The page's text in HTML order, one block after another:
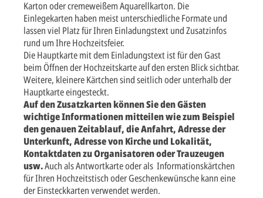
Karton oder cremeweißem Aquarellkarton. Die
Einlegekarten haben meist unterschiedliche Formate und
lassen viel Platz für Ihren Einladungstext und Zusatzinfos
rund um Ihre Hochzeitsfeier.
Die Hauptkarte mit dem Einladungstext ist für den Gast
beim Öffnen der Hochzeitskarte auf den ersten Blick sichtbar.
Weitere, kleinere Kärtchen sind seitlich oder unterhalb der
Hauptkarte eingesteckt.
Auf den Zusatzkarten können Sie den Gästen
wichtige Informationen mitteilen wie zum Beispiel
den genauen Zeitablauf, die Anfahrt, Adresse der
Unterkunft, Adresse von Kirche und Lokalität,
Kontaktdaten zu Organisatoren oder Trauzeugen
usw.Auch als Antwortkarte oder als Informationskärtchen
für Ihren Hochzeitstisch oder Geschenkewünsche kann eine
der Einsteckkarten verwendet werden.